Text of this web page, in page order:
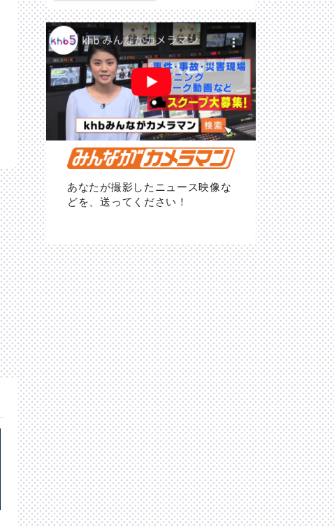
あなたが撮影したニュース映像な
どを、送ってください！